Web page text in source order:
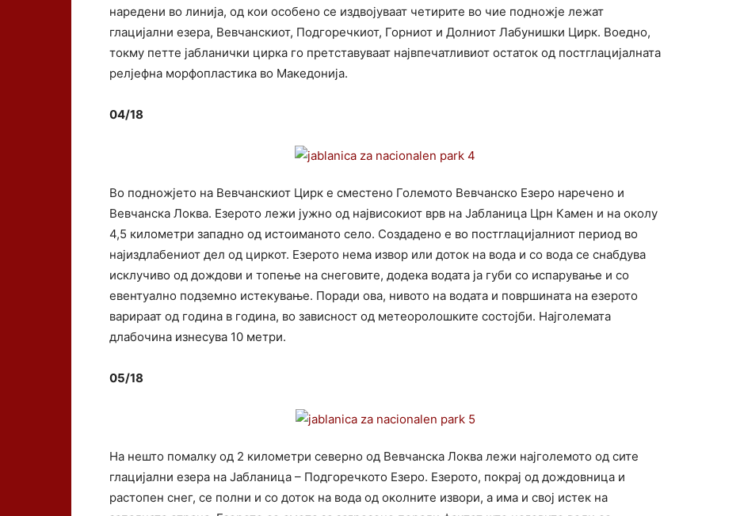
наредени во линија, од кои особено се издвојуваат четирите во чие подножје лежат
глацијални езера, Вевчанскиот, Подгоречкиот, Горниот и Долниот Лабунишки Цирк. Воедно,
токму петте јабланички цирка го претставуваат највпечатливиот остаток од постглацијалната
релјефна морфопластика во Македонија.
04/18
Во подножјето на Вевчанскиот Цирк е сместено Големото Вевчанско Езеро наречено и
Вевчанска Локва. Езерото лежи јужно од највисокиот врв на Јабланица Црн Камен и на околу
4,5 километри западно од истоиманото село. Создадено е во постглацијалниот период во
најиздлабениот дел од циркот. Езерото нема извор или доток на вода и со вода се снабдува
исклучиво од дождови и топење на снеговите, додека водата ја губи со испарување и со
евентуално подземно истекување. Поради ова, нивото на водата и површината на езерото
варираат од година в година, во зависност од метеоролошките состојби. Најголемата
длабочина изнесува 10 метри.
05/18
На нешто помалку од 2 километри северно од Вевчанска Локва лежи најголемото од сите
глацијални езера на Јабланица – Подгоречкото Езеро. Езерото, покрај од дождовница и
растопен снег, се полни и со доток на вода од околните извори, а има и свој истек на